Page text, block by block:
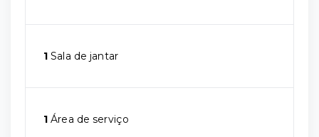
1 Sala de jantar
1 Área de serviço